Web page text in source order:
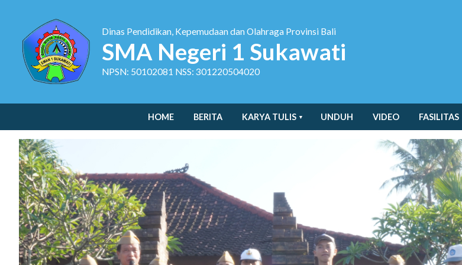
Dinas Pendidikan, Kepemudaan dan Olahraga Provinsi Bali
SMA Negeri 1 Sukawati
NPSN: 50102081 NSS: 301220504020
HOME BERITA KARYA TULIS UNDUH VIDEO FASILITAS